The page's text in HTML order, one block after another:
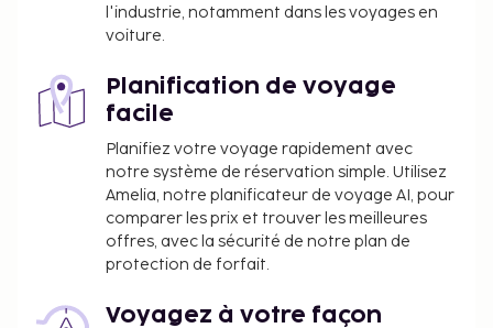
l'industrie, notamment dans les voyages en
voiture.
Planification de voyage
facile
Planifiez votre voyage rapidement avec
notre système de réservation simple. Utilisez
Amelia, notre planificateur de voyage AI, pour
comparer les prix et trouver les meilleures
offres, avec la sécurité de notre plan de
protection de forfait.
Voyagez à votre façon